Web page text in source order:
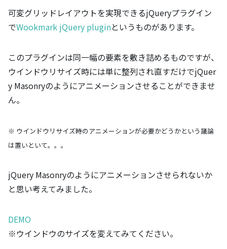
可変グリッドレイアウトを実現できるjQueryプラグイン
でWookmark jQuery pluginというものがあります。
このプラグインは同一幅の要素を敷き詰めるものですが、
ウインドウリサイズ時には単に整列され直すだけでjQuer
y Masonryのようにアニメーションさせることができませ
ん。
※ ウインドウリサイズ時のアニメーションが必要かどうかという議論
は置いといて。。。
jQuery Masonryのようにアニメーションさせられないか
と思い考えてみました。
DEMO
※ウインドウのサイズを変えてみてください。